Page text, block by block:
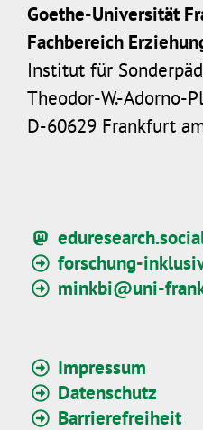
Goethe-Universität
Fachbereich
Institut für
Theodor-W.-Adorno-
D-60629 Frankfurt
forschung-
minkbi@uni-
Impressum
Datenschutz
Barrierefreiheit